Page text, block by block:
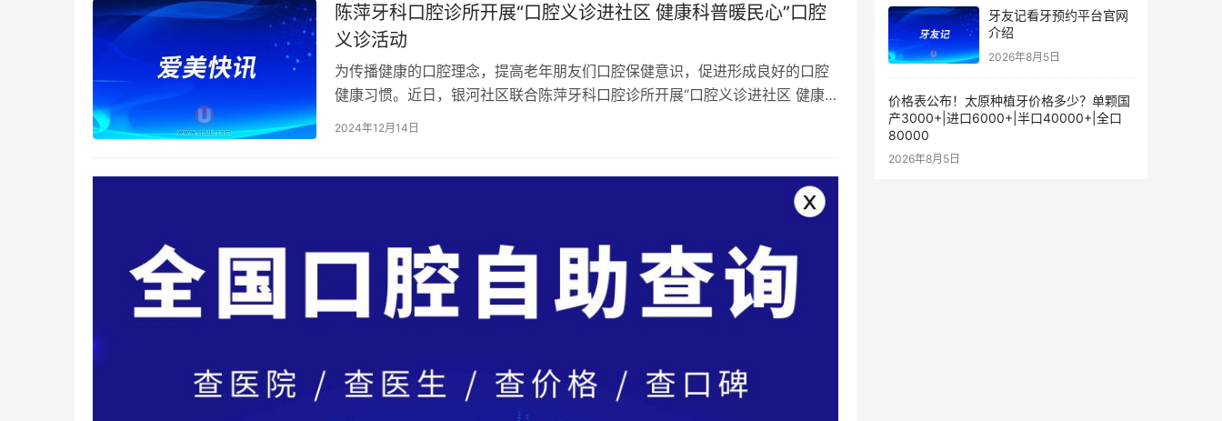
陈萍牙科口腔诊所开展“口腔义诊进社区 健康科普暖民心”口腔
义诊活动
为传播健康的口腔理念，提高老年朋友们口腔保健意识，促进形成良好的口腔
健康习惯。近日，银河社区联合陈萍牙科口腔诊所开展“口腔义诊进社区 健康
科普暖民心”口腔义诊活动。 活动现场，口腔…
2024年12月14日
牙友记看牙预约平台官网
介绍
2026年8月5日
价格表公布！太原种植牙价格多少？单颗国
产3000+|进口6000+|半口40000+|全口
80000
2026年8月5日